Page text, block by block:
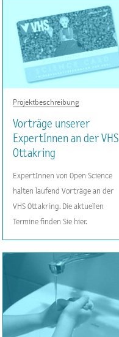
Projektbeschreibung
Vorträge unserer
ExpertInnen an der VHS
Ottakring
ExpertInnen von Open Science
halten laufend Vorträge an der
VHS Ottakring. Die aktuellen
Termine finden Sie hier.